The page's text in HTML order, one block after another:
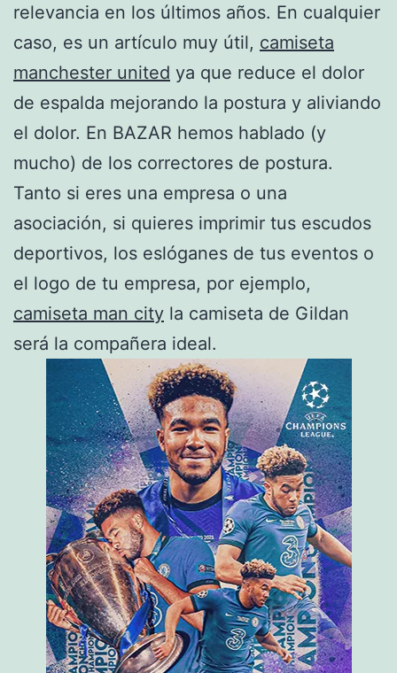
relevancia en los últimos años. En cualquier
caso, es un artículo muy útil, camiseta
manchester united ya que reduce el dolor
de espalda mejorando la postura y aliviando
el dolor. En BAZAR hemos hablado (y
mucho) de los correctores de postura.
Tanto si eres una empresa o una
asociación, si quieres imprimir tus escudos
deportivos, los eslóganes de tus eventos o
el logo de tu empresa, por ejemplo,
camiseta man city la camiseta de Gildan
será la compañera ideal.